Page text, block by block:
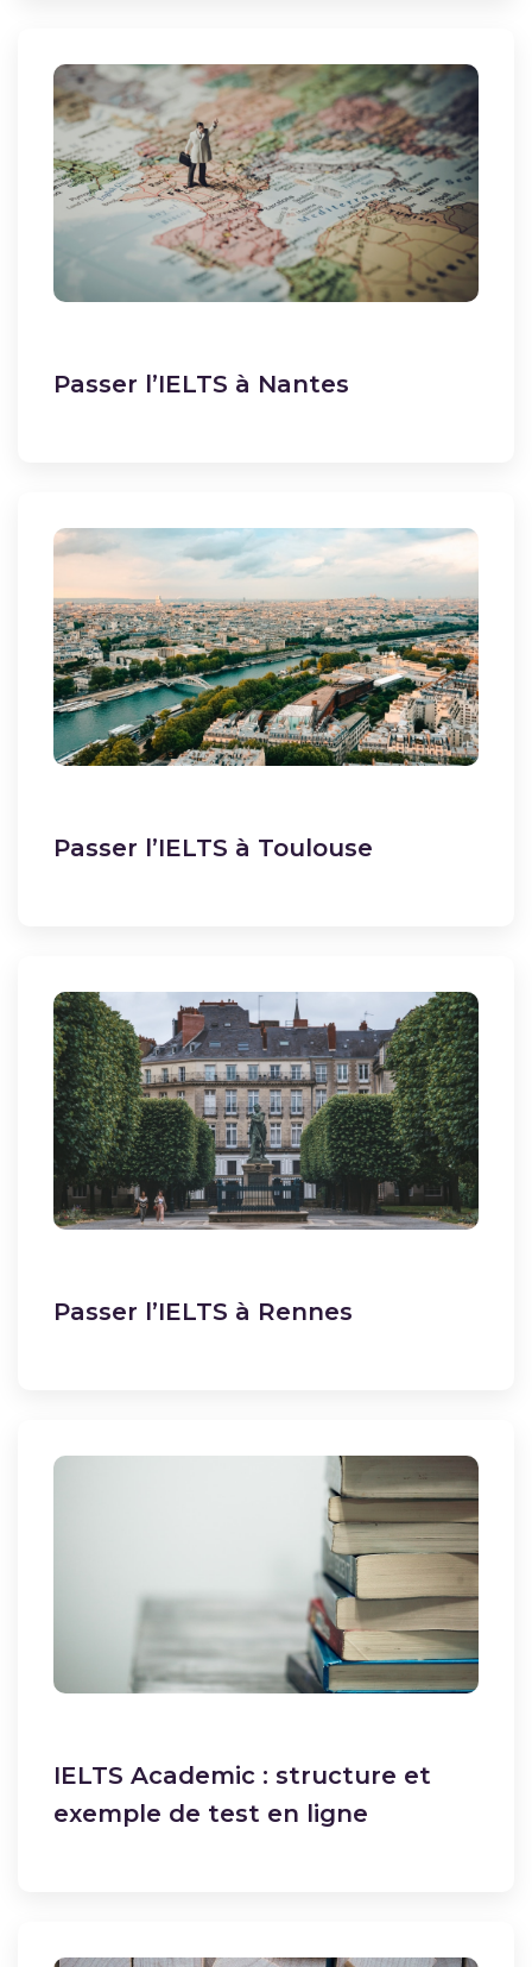
Passer l’IELTS à Nantes
Passer l’IELTS à Toulouse
Passer l’IELTS à Rennes
IELTS Academic : structure et
exemple de test en ligne